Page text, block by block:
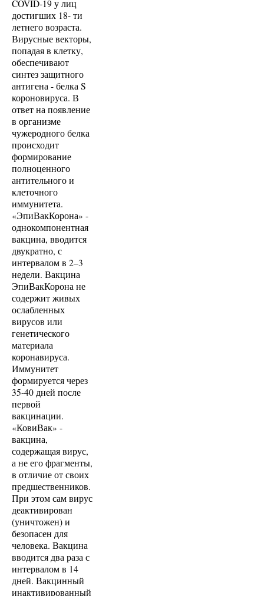
COVID-19 у лиц
достигших 18- ти
летнего возраста.
Вирусные векторы,
попадая в клетку,
обеспечивают
синтез защитного
антигена - белка S
короновируса. В
ответ на появление
в организме
чужеродного белка
происходит
формирование
полноценного
антительного и
клеточного
иммунитета.
«ЭпиВакКорона» -
однокомпонентная
вакцина, вводится
двукратно, с
интервалом в 2–3
недели. Вакцина
ЭпиВакКорона не
содержит живых
ослабленных
вирусов или
генетического
материала
коронавируса.
Иммунитет
формируется через
35-40 дней после
первой
вакцинации.
«КовиВак» -
вакцина,
содержащая вирус,
а не его фрагменты,
в отличие от своих
предшественников.
При этом сам вирус
деактивирован
(уничтожен) и
безопасен для
человека. Вакцина
вводится два раза с
интервалом в 14
дней. Вакцинный
инактивированный